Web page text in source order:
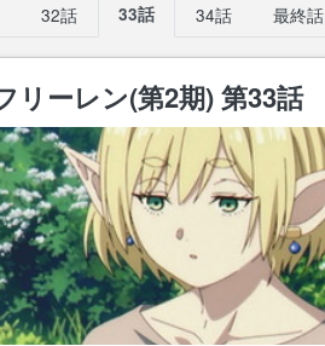
32話 33話 34話 最終話
リーレン(第2期) 第33話